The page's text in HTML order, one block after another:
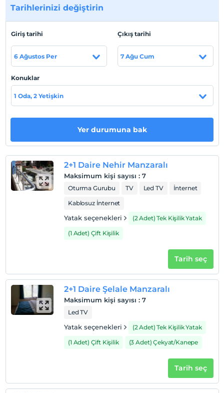
masası ve kanepeli oturma alanı bulunmaktadır. Tam
Tesis lokasyon bilgileri
Uzungöl Yaylası ve Gölü'ne 9 km mesafede en yakın
Haritada Göster
Otel koşulları
Check/in
En erken saat 14:00 ve sonrası
Check/out
En geç saat 11:00 ve öncesi
2 yaşına kadar olan bebekler ücretsizdir.
Her bir oda için 3 yaşına kadar 1 çocuk ücretsizdir
Tarihlerinizi değiştirin
Giriş tarihi
6 Ağustos Per
Çıkış tarihi
7 Ağu Cum
Konuklar
1 Oda, 2 Yetişkin
Yer durumuna bak
2+1 Daire Nehir Manzaralı
Maksimum kişi sayısı : 7
Oturma Gurubu TV Led TV
İnternet
Kablosuz İnternet
Yatak seçenekleri
(2 Adet) Tek Kişilik Yatak
(1 Adet) Çift Kişilik
Tarih seç
2+1 Daire Şelale Manzaralı
Maksimum kişi sayısı : 7
Led TV
Yatak seçenekleri
(2 Adet) Tek Kişilik Yatak
(1 Adet) Çift Kişilik
(3 Adet) Çekyat/Kanepe
Tarih seç